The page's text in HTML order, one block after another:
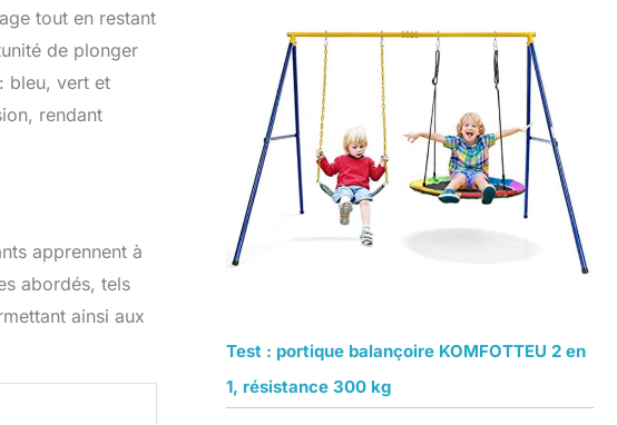
tout en restant
de plonger
bleu, vert et
rendant
apprennent à
abordés, tels
ainsi aux
Test : portique balançoire KOMFOTTEU 2 en
1, résistance 300 kg